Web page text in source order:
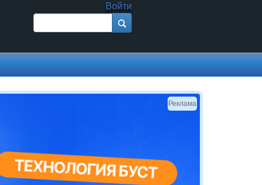
Войти
Форма поиска
Реклама